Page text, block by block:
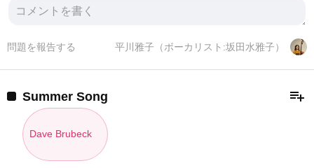
平川雅子（ボーカリスト:坂田水雅子）
問題を報告する
playlist_add
Summer Song
Dave Brubeck